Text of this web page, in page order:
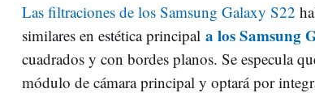
Las filtraciones de los Samsung Galaxy S22
similares en estética principal a los Samsung
cuadrados y con bordes planos. Se especula
módulo de cámara principal y optará por